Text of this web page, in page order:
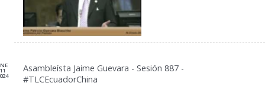
11
Asambleísta Jaime Guevara - Sesión 887 -
#TLCEcuadorChina